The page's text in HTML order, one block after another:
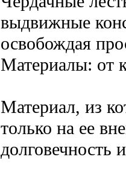
выдвижные
освобождая
Материалы: от
Материал, из
только на ее
долговечность